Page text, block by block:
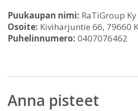
Puukaupan nimi: RaTiGroup Ky
Osoite: Kiviharjuntie 66, 79660
Puhelinnumero: 0407076462
Anna pisteet